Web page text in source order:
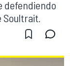
defendiendo